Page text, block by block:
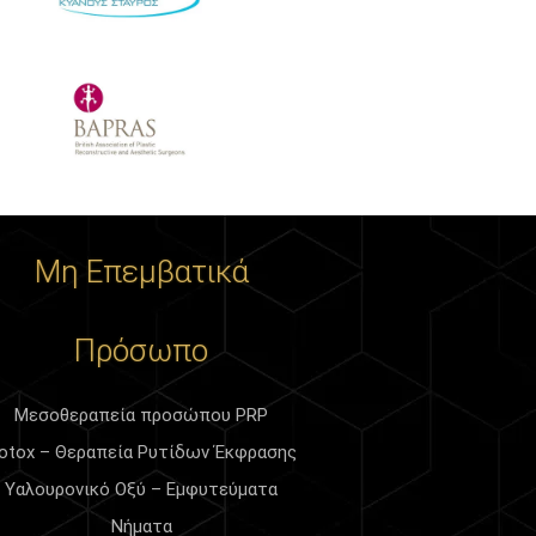
Μη Επεμβατικά
Πρόσωπο
Μεσοθεραπεία προσώπου PRP
– Θεραπεία Ρυτίδων Έκφρασης
Υαλουρονικό Οξύ – Εμφυτεύματα
Νήματα